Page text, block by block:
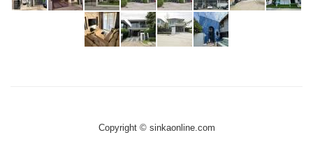
Copyright © sinkaonline.com